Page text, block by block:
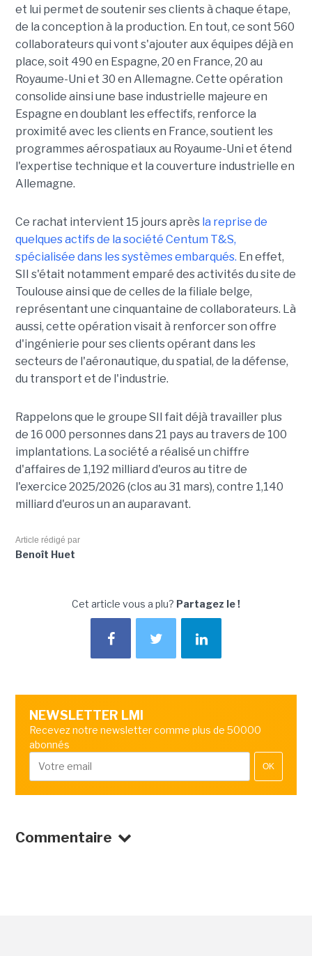
et lui permet de soutenir ses clients à chaque étape,
de la conception à la production. En tout, ce sont 560
collaborateurs qui vont s'ajouter aux équipes déjà en
place, soit 490 en Espagne, 20 en France, 20 au
Royaume-Uni et 30 en Allemagne. Cette opération
consolide ainsi une base industrielle majeure en
Espagne en doublant les effectifs, renforce la
proximité avec les clients en France, soutient les
programmes aérospatiaux au Royaume-Uni et étend
l'expertise technique et la couverture industrielle en
Allemagne.
Ce rachat intervient 15 jours après la reprise de
quelques actifs de la société Centum T&S,
spécialisée dans les systèmes embarqués. En effet,
SII s'était notamment emparé des activités du site de
Toulouse ainsi que de celles de la filiale belge,
représentant une cinquantaine de collaborateurs. Là
aussi, cette opération visait à renforcer son offre
d'ingénierie pour ses clients opérant dans les
secteurs de l'aéronautique, du spatial, de la défense,
du transport et de l'industrie.
Rappelons que le groupe SII fait déjà travailler plus
de 16 000 personnes dans 21 pays au travers de 100
implantations. La société a réalisé un chiffre
d'affaires de 1,192 milliard d'euros au titre de
l'exercice 2025/2026 (clos au 31 mars), contre 1,140
milliard d'euros un an auparavant.
Article rédigé par
Benoît Huet
Cet article vous a plu? Partagez le !
NEWSLETTER LMI
Recevez notre newsletter comme plus de 50000
abonnés
OK
Commentaire